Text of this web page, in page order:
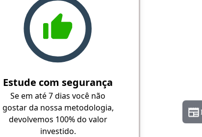
Estude com segurança
Se em até 7 dias você não
gostar da nossa metodologia,
devolvemos 100% do valor
investido.